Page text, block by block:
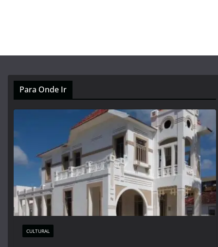
Para Onde Ir
CULTURAL